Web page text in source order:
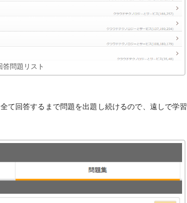
答問題リスト
て回答するまで問題を出題し続けるので、遠しで学習